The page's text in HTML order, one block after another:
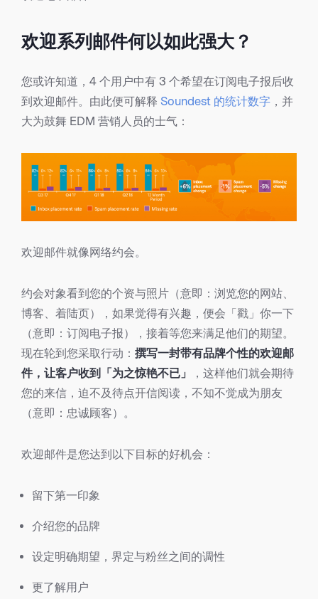
欢迎系列邮件何以如此强大？
您或许知道，4 个用户中有 3 个希望在订阅电子报后收
到欢迎邮件。由此便可解释 Soundest 的统计数字 ，并
大为鼓舞 EDM 营销人员的士气：
欢迎邮件就像网络约会。
约会对象看到您的个资与照片（意即：浏览您的网站、
博客、着陆页），如果觉得有兴趣，便会「戳」你一下
（意即：订阅电子报），接着等您来满足他们的期望。
现在轮到您采取行动： 撰写一封带有品牌个性的欢迎邮
件，让客户收到「为之惊艳不已」
，这样他们就会期待
您的来信，迫不及待点开信阅读，不知不觉成为朋友
（意即：忠诚顾客）。
欢迎邮件是您达到以下目标的好机会：
留下第一印象
介绍您的品牌
设定明确期望，界定与粉丝之间的调性
更了解用户